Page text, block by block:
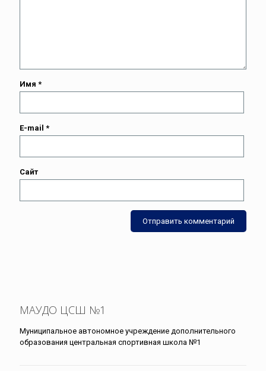
Имя *
E-mail *
Сайт
МАУДО ЦСШ №1
Муниципальное автономное учреждение дополнительного
образования центральная спортивная школа №1